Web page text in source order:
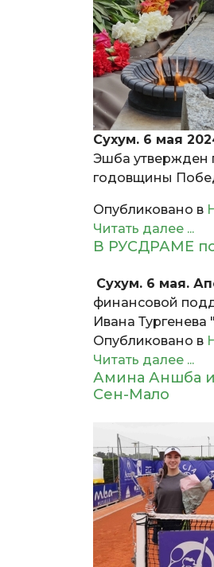
Сухум. 6 мая
Эшба утвержден
годовщины
Опубликовано в
Читать далее ...
В РУСДРАМЕ
Сухум. 6 мая.
финансовой
Ивана
Опубликовано в
Читать далее ...
Амина Аншба и
Сен-Мало